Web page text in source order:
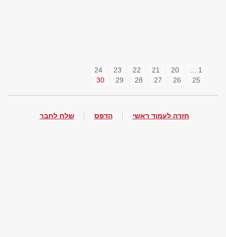
1 ...
20
21
22
23
24
25
26
27
28
29
30
חזרה לעמוד ראשי הדפס שלח לחבר